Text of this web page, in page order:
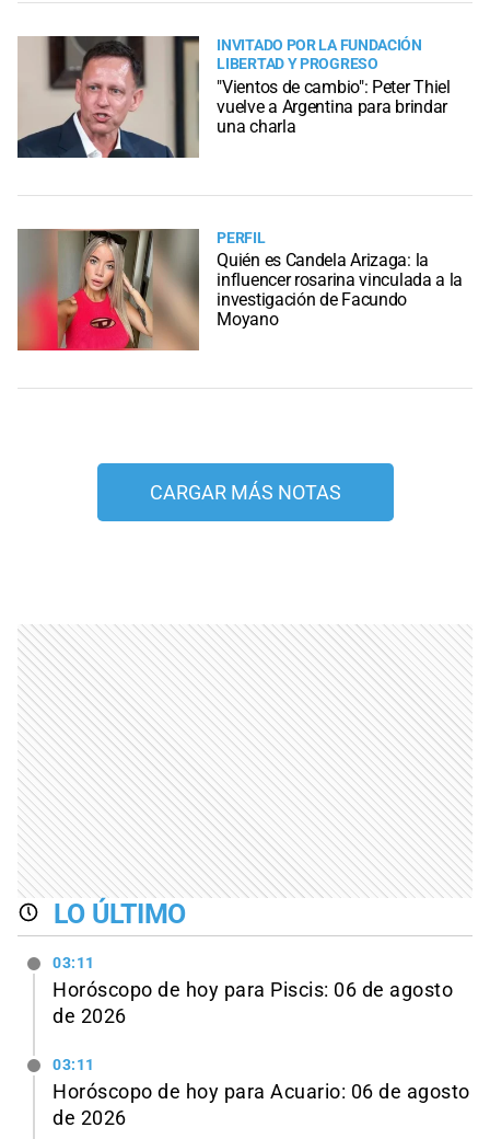
INVITADO POR LA FUNDACIÓN
LIBERTAD Y PROGRESO
"Vientos de cambio": Peter Thiel
vuelve a Argentina para brindar
una charla
PERFIL
Quién es Candela Arizaga: la
influencer rosarina vinculada a la
investigación de Facundo
Moyano
CARGAR MÁS NOTAS
LO ÚLTIMO
03:11
Horóscopo de hoy para Piscis: 06 de agosto
de 2026
03:11
Horóscopo de hoy para Acuario: 06 de agosto
de 2026